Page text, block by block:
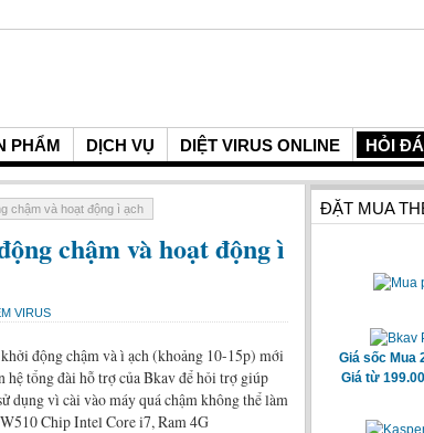
PHẨM DỊCH VỤ DIỆT VIRUS ONLINE HỎI
chậm và hoạt động ì ạch
chậm và hoạt động ì
VIRUS
động chậm và ì ạch (khoảng 10-15p) mới
tổng đài hỗ trợ của Bkav để hỏi trợ giúp
dụng vì cài vào máy quá chậm không thể làm
Chip Intel Core i7, Ram 4G
ĐẶT MUA
Giá sốc Mua
Giá từ